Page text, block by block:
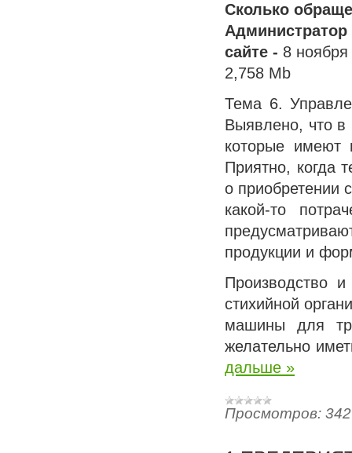
Сколько
сайте - 8 ноября
2,758 Mb
Тема 6.
Выявлено, что
которые имеют
Приятно, когда
о приобретении
какой-то
продукции и
Производство
стихийной
машины для
желательно
дальше »
Просмотров: 342